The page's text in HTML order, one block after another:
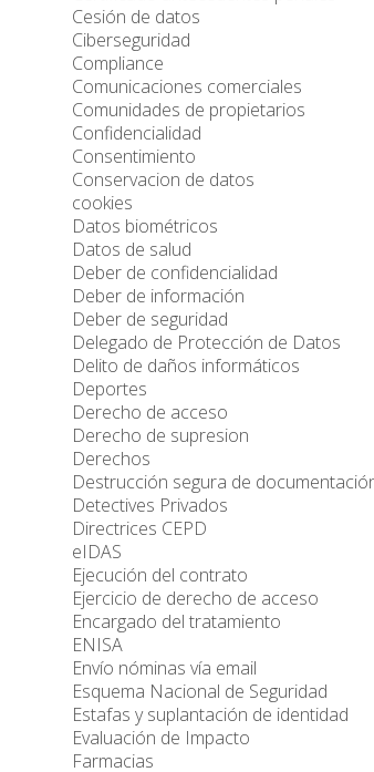
Cesión de datos
Ciberseguridad
Compliance
Comunicaciones comerciales
Comunidades de propietarios
Confidencialidad
Consentimiento
Conservacion de datos
cookies
Datos biométricos
Datos de salud
Deber de confidencialidad
Deber de información
Deber de seguridad
Delegado de Protección de Datos
Delito de daños informáticos
Deportes
Derecho de acceso
Derecho de supresion
Derechos
Destrucción segura de
Detectives Privados
Directrices CEPD
eIDAS
Ejecución del contrato
Ejercicio de derecho de acceso
Encargado del tratamiento
ENISA
Envío nóminas vía email
Esquema Nacional de Seguridad
Estafas y suplantación de identidad
Evaluación de Impacto
Farmacias